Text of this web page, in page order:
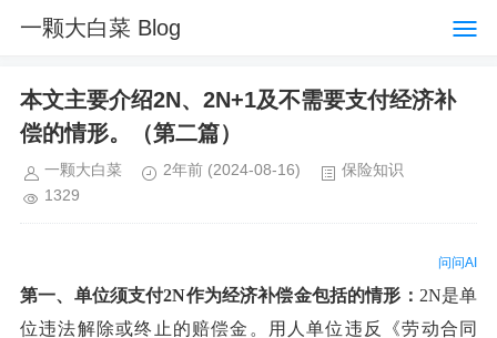
一颗大白菜 Blog
本文主要介绍2N、2N+1及不需要支付经济补
偿的情形。（第二篇）
一颗大白菜 2年前 (2024-08-16)
保险知识
1329
问问AI
第一、 单位须支付2N作为经济补偿金包括的情形： 2N是单
位违法解除或终止的赔偿金。用人单位违反《劳动合同